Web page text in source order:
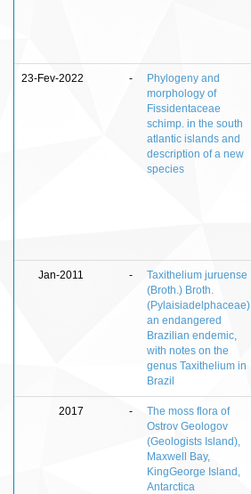
23-Fev-2022 -
Phylogeny and
morphology of
Fissidentaceae
schimp. in the south
atlantic islands and
description of a new
species
Jan-2011 -
Taxithelium juruense
(Broth.) Broth.
(Pylaisiadelphaceae)
an endangered
Brazilian endemic,
with notes on the
genus Taxithelium in
Brazil
2017 -
The moss flora of
Ostrov Geologov
(Geologists Island),
Maxwell Bay,
KingGeorge Island,
Antarctica